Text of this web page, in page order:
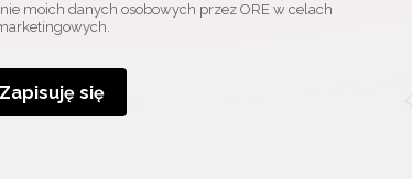
moich danych osobowych przez ORE w celach
Zapisuję się